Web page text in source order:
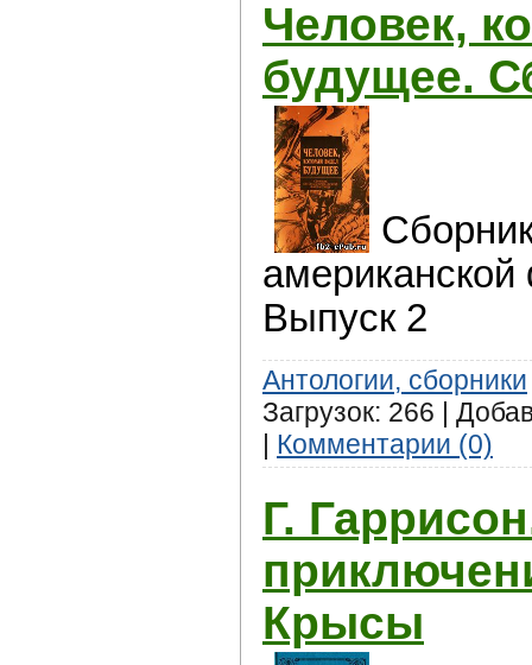
Человек,
будущее.
американской
Выпуск 2
Антологии, сборники
Загрузок: 266 |
| Комментарии (0)
Г.
Крысы